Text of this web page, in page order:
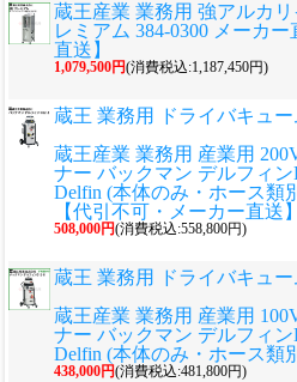
蔵王産業 業務用 強アルカ
レミアム 384-0300 メーカ
直送】
1,079,500円(消費税込:1,187,450円)
蔵王 業務用 ドライバキュ
蔵王産業 業務用 産業用
ナー バックマン デルフィン
Delfin (本体のみ・ホース類
【代引不可・メーカー直送】
508,000円(消費税込:558,800円)
蔵王 業務用 ドライバキュ
蔵王産業 業務用 産業用
ナー バックマン デルフィン
Delfin (本体のみ・ホース類
438,000円(消費税込:481,800円)